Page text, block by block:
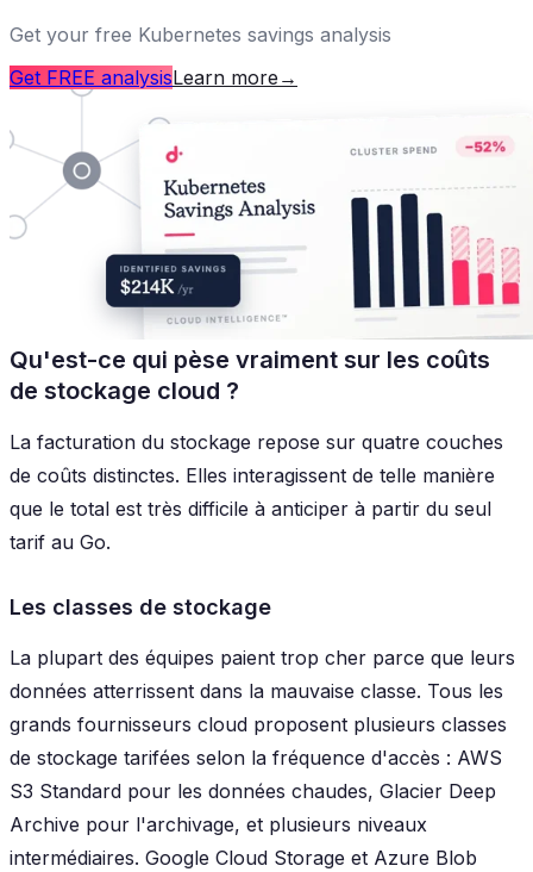
Get your free Kubernetes savings analysis
Get FREE analysisLearn more →
Qu'est-ce qui pèse vraiment sur les coûts
de stockage cloud ?
La facturation du stockage repose sur quatre couches
de coûts distinctes. Elles interagissent de telle manière
que le total est très difficile à anticiper à partir du seul
tarif au Go.
Les classes de stockage
La plupart des équipes paient trop cher parce que leurs
données atterrissent dans la mauvaise classe. Tous les
grands fournisseurs cloud proposent plusieurs classes
de stockage tarifées selon la fréquence d'accès : AWS
S3 Standard pour les données chaudes, Glacier Deep
Archive pour l'archivage, et plusieurs niveaux
intermédiaires. Google Cloud Storage et Azure Blob